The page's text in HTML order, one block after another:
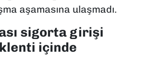
aşamasına ulaşmadı.
sigorta girişi
içinde